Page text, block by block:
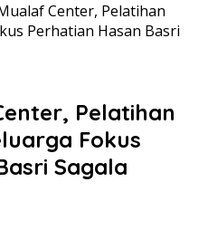
Center, Pelatihan
Perhatian Hasan Basri
Pelatihan
Fokus
Sagala